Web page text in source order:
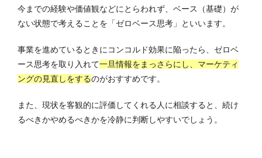
今までの経験や価値観などにとらわれず、ベース（基礎）が
ない状態で考えることを「ゼロベース思考」といいます。
事業を進めているときにコンコルド効果に陥ったら、ゼロベ
ース思考を取り入れて一旦情報をまっさらにし、マーケティ
ングの見直しをするのがおすすめです。
また、現状を客観的に評価してくれる人に相談すると、続け
るべきかやめるべきかを冷静に判断しやすいでしょう。